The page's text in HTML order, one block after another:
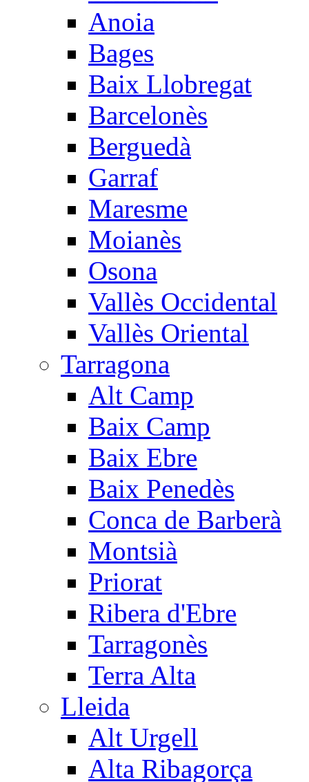
Anoia
Bages
Baix Llobregat
Barcelonès
Berguedà
Garraf
Maresme
Moianès
Osona
Vallès Occidental
Vallès Oriental
Tarragona
Alt Camp
Baix Camp
Baix Ebre
Baix Penedès
Conca de Barberà
Montsià
Priorat
Ribera d'Ebre
Tarragonès
Terra Alta
Lleida
Alt Urgell
Alta Ribagorça